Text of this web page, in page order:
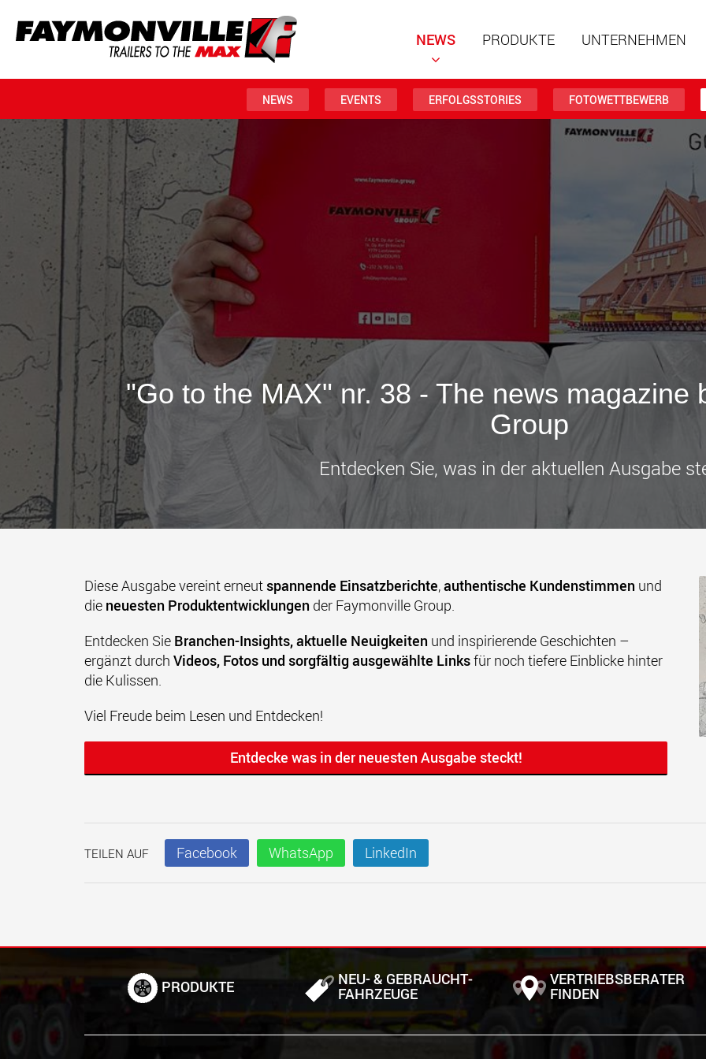
den USA
NEWS PRODUKTE UNTERNEHMEN
NEWS EVENTS ERFOLGSSTORIES FOTOWETTBEWERB
"Go to the MAX" nr. 38 - The news magazine
Group
Entdecken Sie, was in der aktuellen Ausgabe
Diese Ausgabe vereint erneutspannende Einsatzberichte,authentische Kundenstimmen und
die neuesten Produktentwicklungen der Faymonville Group.
Entdecken Sie Branchen-Insights, aktuelle Neuigkeiten und inspirierende Geschichten –
ergänzt durch Videos, Fotos und sorgfältig ausgewählte Linksfür noch tiefere Einblicke hinter
die Kulissen.
Viel Freude beim Lesen und Entdecken!
Entdecke was in der neuesten Ausgabe steckt!
TEILEN AUF Facebook WhatsApp LinkedIn
PRODUKTE NEU- & GEBRAUCHT­
FAHRZEUGE
VERTRIEBSBERATER
FINDEN